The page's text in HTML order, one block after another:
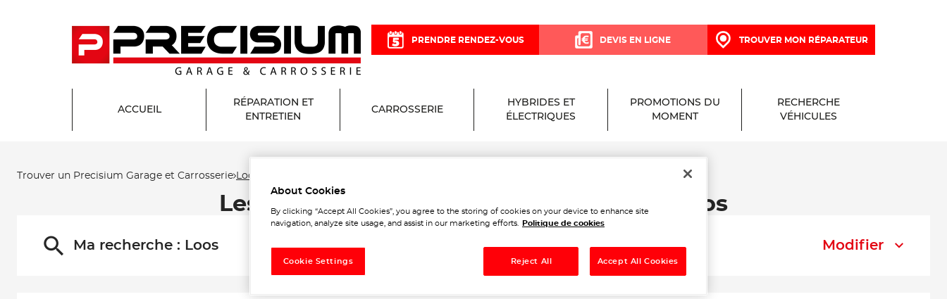
PRENDRE RENDEZ-VOUS DEVIS EN LIGNE TROUVER MON RÉPARATEUR
ACCUEIL
RÉPARATION ET
ENTRETIEN
CARROSSERIE
HYBRIDES ET
ÉLECTRIQUES
PROMOTIONS DU
MOMENT
RECHERCHE
VÉHICULES
Trouver un Precisium Garage et Carrosserie Loos
Les Precisium Garage et Carrosserie à Loos
Ma recherche : Loos Modifier
About Cookies
By clicking “Accept All Cookies”, you agree to the storing of cookies on your device to enhance site
navigation, analyze site usage, and assist in our marketing efforts.
Politique de cookies
Reject All Accept All Cookies
Cookie Settings